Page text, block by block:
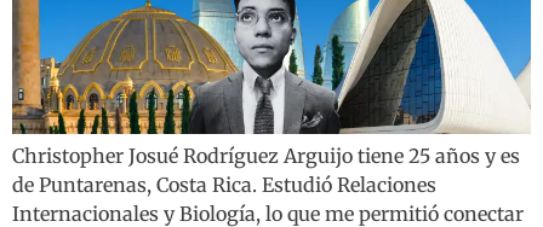
Christopher Josué Rodríguez Arguijo tiene 25 años y es
de Puntarenas, Costa Rica. Estudió Relaciones
Internacionales y Biología, lo que me permitió conectar